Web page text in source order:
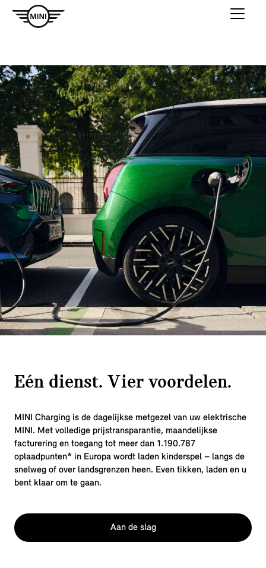
Eén dienst. Vier voordelen.
MINI Charging is de dagelijkse metgezel van uw elektrische
MINI. Met volledige prijstransparantie, maandelijkse
facturering en toegang tot meer dan 1.190.787
oplaadpunten* in Europa wordt laden kinderspel – langs de
snelweg of over landsgrenzen heen. Even tikken, laden en u
bent klaar om te gaan.
Aan de slag